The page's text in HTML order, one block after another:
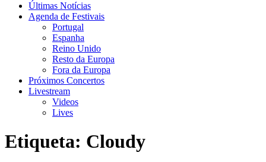
Últimas Notícias
Agenda de Festivais
Portugal
Espanha
Reino Unido
Resto da Europa
Fora da Europa
Próximos Concertos
Livestream
Videos
Lives
Etiqueta: Cloudy